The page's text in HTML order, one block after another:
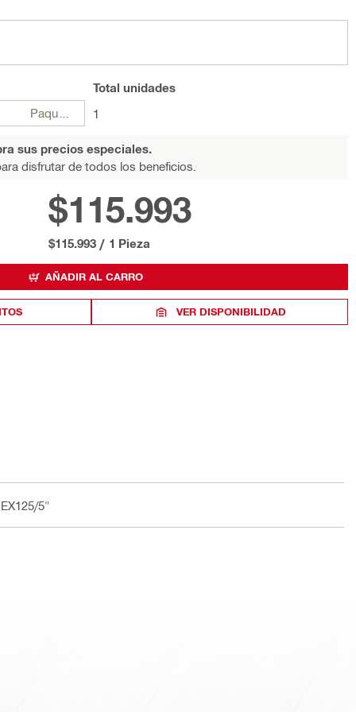
Paquetes
Total unidades
1
sus precios especiales.
disfrutar de todos los beneficios.
$115.993
$115.993 / 1 Pieza
AÑADIR AL CARRO
VER DISPONIBILIDAD
5"